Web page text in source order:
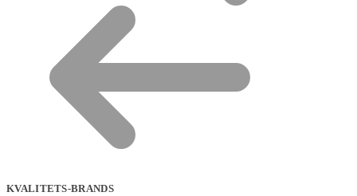
KVALITETS-BRANDS